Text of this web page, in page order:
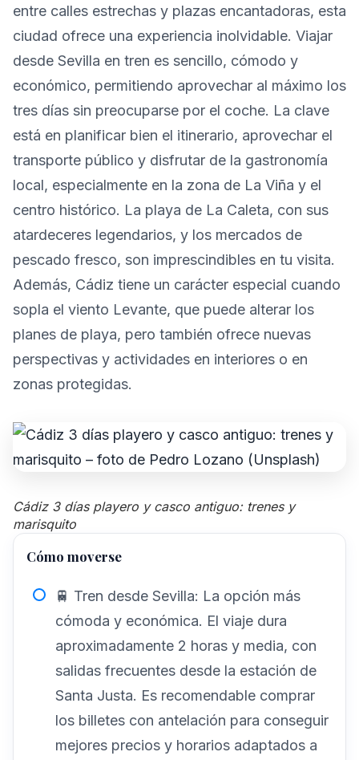
entre calles estrechas y plazas encantadoras, esta
ciudad ofrece una experiencia inolvidable. Viajar
desde Sevilla en tren es sencillo, cómodo y
económico, permitiendo aprovechar al máximo los
tres días sin preocuparse por el coche. La clave
está en planificar bien el itinerario, aprovechar el
transporte público y disfrutar de la gastronomía
local, especialmente en la zona de La Viña y el
centro histórico. La playa de La Caleta, con sus
atardeceres legendarios, y los mercados de
pescado fresco, son imprescindibles en tu visita.
Además, Cádiz tiene un carácter especial cuando
sopla el viento Levante, que puede alterar los
planes de playa, pero también ofrece nuevas
perspectivas y actividades en interiores o en
zonas protegidas.
Cádiz 3 días playero y casco antiguo: trenes y
marisquito
Cómo moverse
🚆 Tren desde Sevilla: La opción más
cómoda y económica. El viaje dura
aproximadamente 2 horas y media, con
salidas frecuentes desde la estación de
Santa Justa. Es recomendable comprar
los billetes con antelación para conseguir
mejores precios y horarios adaptados a